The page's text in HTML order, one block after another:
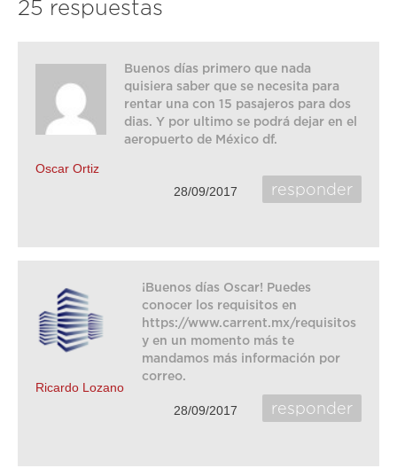
25 respuestas
Oscar Ortiz
Buenos días primero que nada
quisiera saber que se necesita para
rentar una con 15 pasajeros para dos
dias. Y por ultimo se podrá dejar en el
aeropuerto de México df.
responder
28/09/2017
Ricardo Lozano
¡Buenos días Oscar! Puedes
conocer los requisitos en
https://www.carrent.mx/requisitos
y en un momento más te
mandamos más información por
correo.
responder
28/09/2017